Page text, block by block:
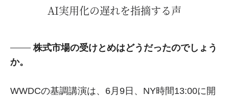
AI実用化の遅れを指摘する声
株式市場の受けとめはどうだったのでしょう
か。
WWDCの基調講演は、6月9日、NY時間13:00に開